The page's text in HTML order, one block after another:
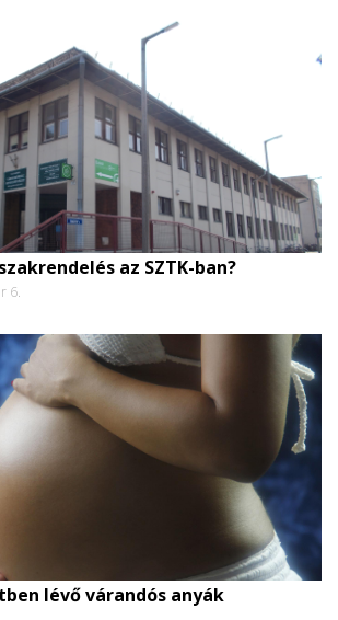
az SZTK-ban?
6.
lévő várandós anyák